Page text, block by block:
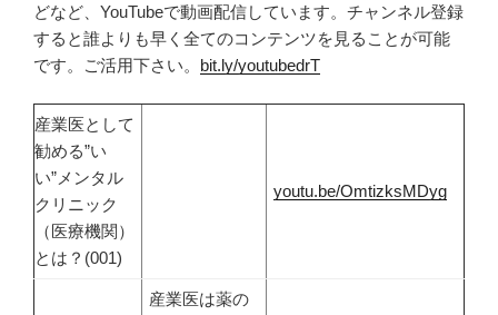
どなど、 YouTubeで動画配信しています。チャンネル登録
すると誰よりも早く全てのコンテンツを見ることが可能
です。ご活用下さい。 bit.ly/youtubedrT
産業医として
勧める”い
い”メンタル
クリニック
（医療機関）
とは？(001)
youtu.be/OmtizksMDyg
産業医は薬の